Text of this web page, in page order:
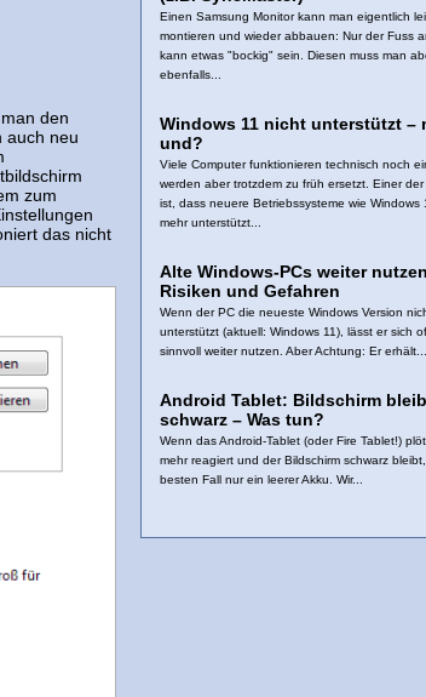
den
auch neu
zum
das nicht
Einen Samsung Monitor kann man eigentlich
montieren und wieder abbauen: Nur der Fuss
kann etwas "bockig" sein. Diesen muss man
ebenfalls...
Windows 11 nicht unterstützt –
und?
Viele Computer funktionieren technisch noch
werden aber trotzdem zu früh ersetzt. Einer der
ist, dass neuere Betriebssysteme wie Windows
mehr unterstützt...
Alte Windows-PCs weiter
Risiken und Gefahren
Wenn der PC die neueste Windows Version
unterstützt (aktuell: Windows 11), lässt er sich
sinnvoll weiter nutzen. Aber Achtung: Er erhält...
Android Tablet: Bildschirm
schwarz – Was tun?
Wenn das Android-Tablet (oder Fire Tablet!)
mehr reagiert und der Bildschirm schwarz
besten Fall nur ein leerer Akku. Wir...